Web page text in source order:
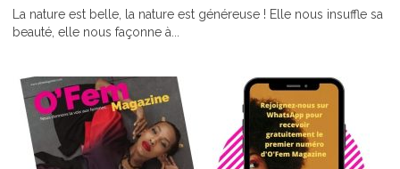
La nature est belle, la nature est généreuse ! Elle nous insuffle sa
beauté, elle nous façonne à...